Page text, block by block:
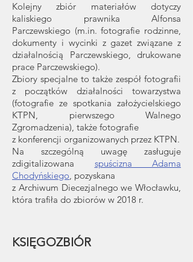
Kolejny zbiór materiałów dotyczy
kaliskiego prawnika Alfonsa
Parczewskiego (m.in. fotografie rodzinne,
dokumenty i wycinki z gazet związane z
działalnością Parczewskiego, drukowane
prace Parczewskiego).
Zbiory specjalne to także zespół fotografii
z początków działalności towarzystwa
(fotografie ze spotkania założycielskiego
KTPN, pierwszego Walnego
Zgromadzenia), także fotografie
z konferencji organizowanych przez KTPN.
Na szczególną uwagę zasługuje
zdigitalizowana spuścizna Adama
Chodyńskiego, pozyskana
z Archiwum Diecezjalnego we Włocławku,
która trafiła do zbiorów w 2018 r.
KSIĘGOZBIÓR